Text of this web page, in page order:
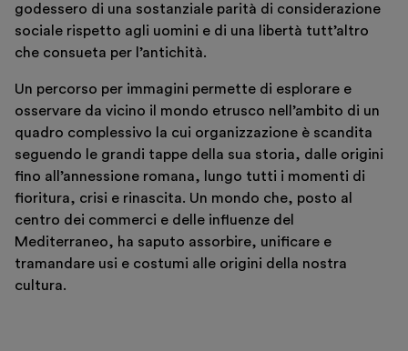
godessero di una sostanziale parità di considerazione
sociale rispetto agli uomini e di una libertà tutt’altro
che consueta per l’antichità.
Un percorso per immagini permette di esplorare e
osservare da vicino il mondo etrusco nell’ambito di un
quadro complessivo la cui organizzazione è scandita
seguendo le grandi tappe della sua storia, dalle origini
fino all’annessione romana, lungo tutti i momenti di
fioritura, crisi e rinascita. Un mondo che, posto al
centro dei commerci e delle influenze del
Mediterraneo, ha saputo assorbire, unificare e
tramandare usi e costumi alle origini della nostra
cultura.